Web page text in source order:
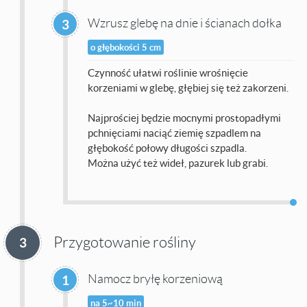
3 Wzrusz glebę na dnie i ścianach dołka
o głębokości 5 cm
Czynność ułatwi roślinie wrośnięcie
korzeniami w glebę, głębiej się też zakorzeni.
Najprościej będzie mocnymi prostopadłymi
pchnięciami naciąć ziemię szpadlem na
głębokość połowy długości szpadla.
Można użyć też wideł, pazurek lub grabi.
3 Przygotowanie rośliny
1 Namocz bryłę korzeniową
na 5~10 min